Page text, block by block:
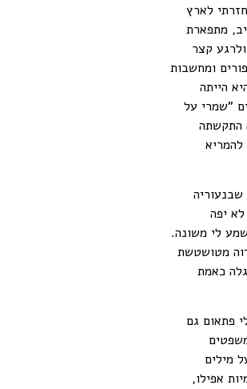
לארץ
מתפארת
קצר
ומחשבות
הייתה
"שמרי על
התקשתה
יפה
לי משונה.
מטושטשת
כאמת
פתאום גם
מילים
אפילו,